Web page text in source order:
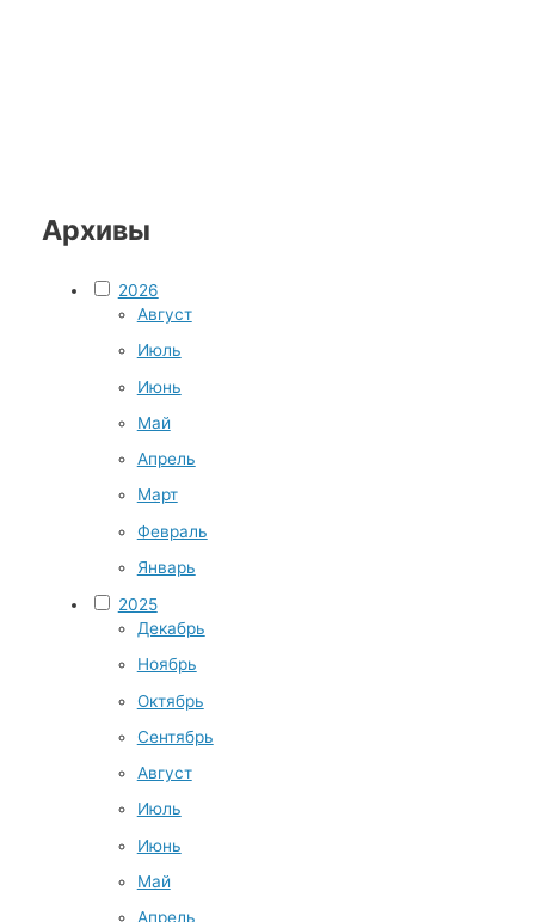
Архивы
2026
Август
Июль
Июнь
Май
Апрель
Март
Февраль
Январь
2025
Декабрь
Ноябрь
Октябрь
Сентябрь
Август
Июль
Июнь
Май
Апрель